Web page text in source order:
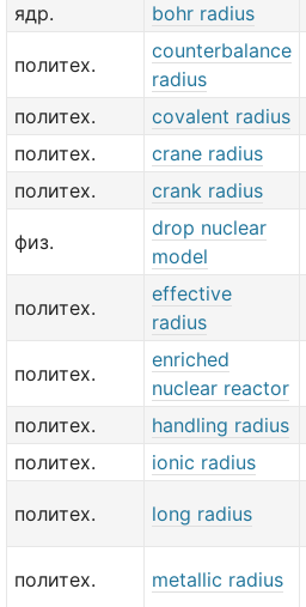
ядр.
bohr radius
политех.
counterbalance
radius
политех.
covalent radius
политех.
crane radius
политех.
crank radius
физ.
drop nuclear
model
политех.
effective
radius
политех.
enriched
nuclear reactor
политех.
handling radius
политех.
ionic radius
политех. long radius
политех. metallic radius